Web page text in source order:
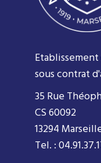
sous contrat
35 Rue
CS 60092
13294
Tel. :